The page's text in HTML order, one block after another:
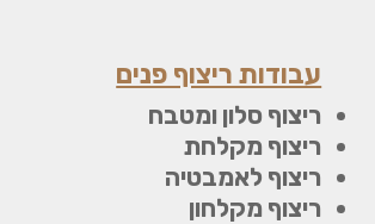
עבודות ריצוף פנים
ריצוף סלון ומטבח
ריצוף מקלחת
ריצוף לאמבטיה
ריצוף מקלחון